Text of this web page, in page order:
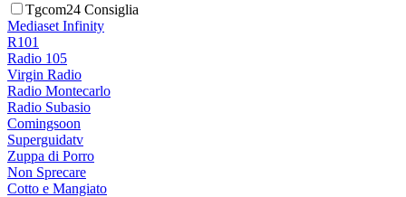
Tgcom24 Consiglia
Mediaset Infinity
R101
Radio 105
Virgin Radio
Radio Montecarlo
Radio Subasio
Comingsoon
Superguidatv
Zuppa di Porro
Non Sprecare
Cotto e Mangiato